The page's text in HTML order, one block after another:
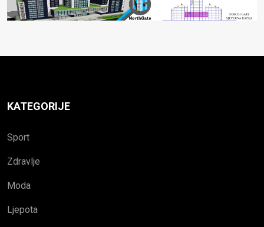
KATEGORIJE
Sport
Zdravlje
Moda
Ljepota